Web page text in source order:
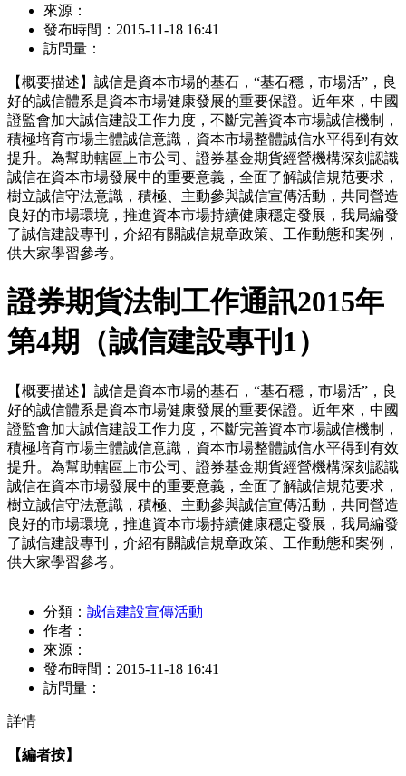
來源：
發布時間： 2015-11-18 16:41
訪問量：
【概要描述】 誠信是資本市場的基石，“基石穩，市場活”，良
好的誠信體系是資本市場健康發展的重要保證。近年來，中國
證監會加大誠信建設工作力度，不斷完善資本市場誠信機制，
積極培育市場主體誠信意識，資本市場整體誠信水平得到有效
提升。為幫助轄區上市公司、證券基金期貨經營機構深刻認識
誠信在資本市場發展中的重要意義，全面了解誠信規范要求，
樹立誠信守法意識，積極、主動參與誠信宣傳活動，共同營造
良好的市場環境，推進資本市場持續健康穩定發展，我局編發
了誠信建設專刊，介紹有關誠信規章政策、工作動態和案例，
供大家學習參考。
證券期貨法制工作通訊2015年
第4期（誠信建設專刊1）
【概要描述】 誠信是資本市場的基石，“基石穩，市場活”，良
好的誠信體系是資本市場健康發展的重要保證。近年來，中國
證監會加大誠信建設工作力度，不斷完善資本市場誠信機制，
積極培育市場主體誠信意識，資本市場整體誠信水平得到有效
提升。為幫助轄區上市公司、證券基金期貨經營機構深刻認識
誠信在資本市場發展中的重要意義，全面了解誠信規范要求，
樹立誠信守法意識，積極、主動參與誠信宣傳活動，共同營造
良好的市場環境，推進資本市場持續健康穩定發展，我局編發
了誠信建設專刊，介紹有關誠信規章政策、工作動態和案例，
供大家學習參考。
分類： 誠信建設宣傳活動
作者：
來源：
發布時間： 2015-11-18 16:41
訪問量：
詳情
【編者按】